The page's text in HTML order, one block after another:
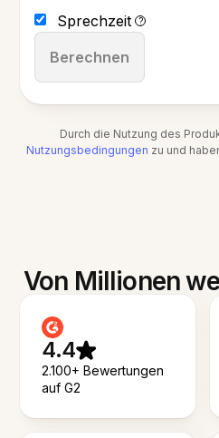
Sprechzeit ?
Berechnen
Durch die Nutzung des
Nutzungsbedingungen zu und
Von Millionen
4.4
2.100+ Bewertungen
auf G2